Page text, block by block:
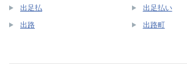
出足払 出足払い
出路 出路町